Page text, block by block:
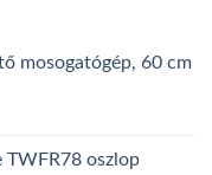
mosogatógép, 60 cm
TWFR78 oszlop